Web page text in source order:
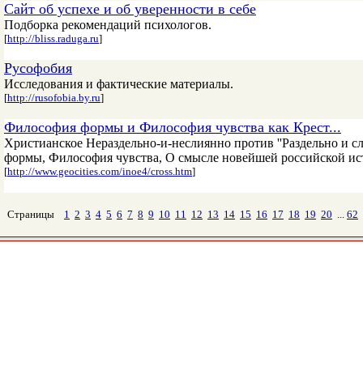
Сайт об успехе и об уверенности в себе
Подборка рекомендаций психологов.
[http://bliss.raduga.ru]
Русофобия
Исследования и фактические материалы.
[http://rusofobia.by.ru]
Философия формы и Философия чувства как Крест...
Христианское Нераздельно-и-неслиянно против ''Раздельно и
формы, Философия чувства, О смысле новейшей российской
[http://www.geocities.com/inoe4/cross.htm]
Страницы 1 2 3 4 5 6 7 8 9 10 11 12 13 14 15 16 17 18 19 20 ... 62